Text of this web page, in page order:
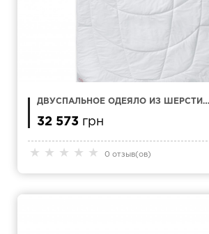
★ ★ ★ ★ ★ 0 отзыв(ов)
ДВУСПАЛЬНОЕ ОДЕЯЛО ИЗ ШЕРСТИ
240 X 220 СМ
32 573 грн